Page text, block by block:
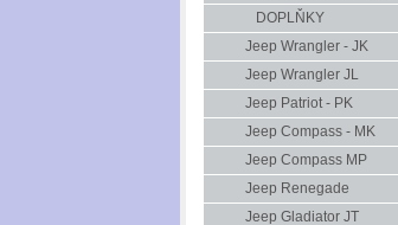
DOPLŇKY
Jeep Wrangler - JK
Jeep Wrangler JL
Jeep Patriot - PK
Jeep Compass - MK
Jeep Compass MP
Jeep Renegade
Jeep Gladiator JT